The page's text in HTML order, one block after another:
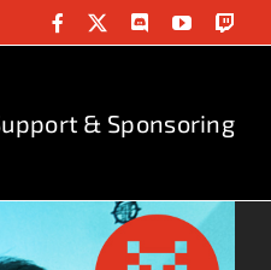
Facebook DiscordYouTube
& Sponsoring